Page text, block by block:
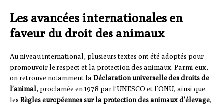
Les avancées internationales en
faveur du droit des animaux
Au niveau international, plusieurs textes ont été adoptés pour
promouvoir le respect et la protection des animaux. Parmi eux,
on retrouve notamment la Déclaration universelle des droits de
l’animal, proclamée en 1978 par l’UNESCO et l’ONU, ainsi que
les Règles européennes sur la protection des animaux d’élevage,